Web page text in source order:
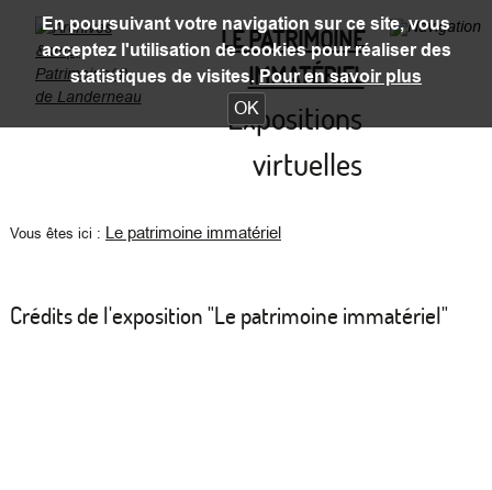
En poursuivant votre navigation sur ce site, vous
acceptez l'utilisation de cookies pour réaliser des
statistiques de visites.Pour en savoir plus
OK
LE PATRIMOINE
IMMATÉRIEL
Expositions
virtuelles
Vous êtes ici : Le patrimoine immatériel
Crédits de l'exposition "Le patrimoine immatériel"